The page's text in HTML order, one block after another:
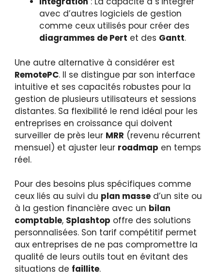
avec d’autres logiciels de gestion
comme ceux utilisés pour créer des
diagrammes de Pert et des Gantt.
Une autre alternative à considérer est
RemotePC. Il se distingue par son interface
intuitive et ses capacités robustes pour la
gestion de plusieurs utilisateurs et sessions
distantes. Sa flexibilité le rend idéal pour les
entreprises en croissance qui doivent
surveiller de près leur MRR (revenu récurrent
mensuel) et ajuster leur roadmap en temps
réel.
Pour des besoins plus spécifiques comme
ceux liés au suivi du plan masse d’un site ou
à la gestion financière avec un bilan
comptable, Splashtop offre des solutions
personnalisées. Son tarif compétitif permet
aux entreprises de ne pas compromettre la
qualité de leurs outils tout en évitant des
situations de faillite.